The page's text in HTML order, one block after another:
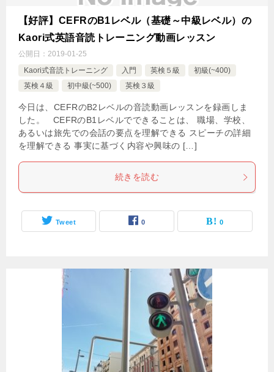
【好評】CEFRのB1レベル（基礎～中級レベル）の
Kaori式英語音読トレーニング動画レッスン
公開日： 2019-01-25
Kaori式音読トレーニング
入門 英検５級
初級(~400)
英検４級
初中級(~500) 英検３級
今日は、CEFRのB2レベルの音読動画レッスンを録画しま
した。 CEFRのB1レベルでできることは、 職場、学校、
あるいは旅先での会話の要点を理解できる スピーチの詳細
を理解できる 事実に基づく内容や興味の […]
続きを読む
Tweet 0 0